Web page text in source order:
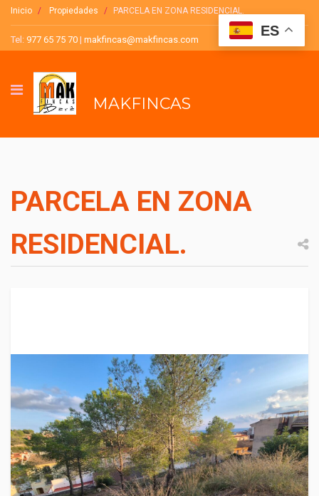
Inicio Propiedades PARCELA EN ZONA RESIDENCIAL.
Tel: 977 65 75 70 | makfincas@makfincas.com
MAKFINCAS
PARCELA EN ZONA
RESIDENCIAL.
ES